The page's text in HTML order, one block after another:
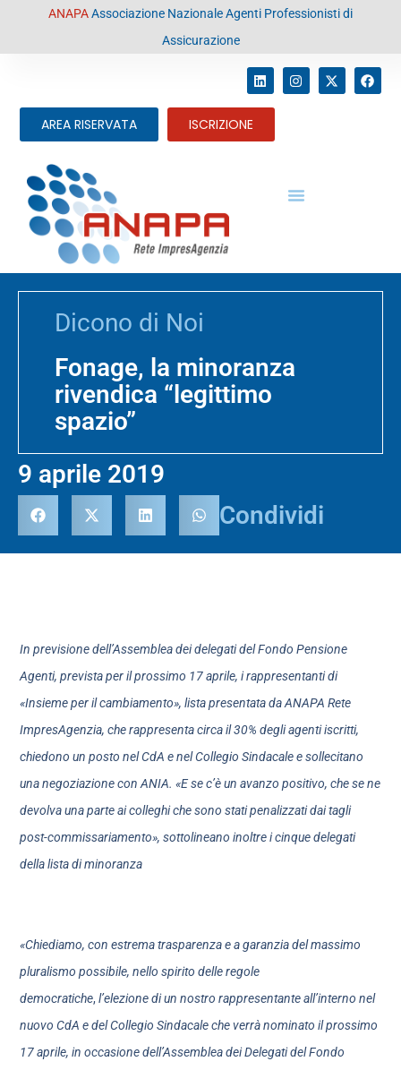
contenutoANAPAAssociazione Nazionale Agenti Professionisti di
Assicurazione
AREA RISERVATA ISCRIZIONE
Dicono di Noi
Fonage, la minoranza
rivendica “legittimo
spazio”
9 aprile 2019
Condividi
In previsione dell’Assemblea dei delegati del Fondo Pensione
Agenti, prevista per il prossimo 17 aprile, i rappresentanti di
«Insieme per il cambiamento», lista presentata da ANAPA Rete
ImpresAgenzia, che rappresenta circa il 30% degli agenti iscritti,
chiedono un posto nel CdA e nel Collegio Sindacale e sollecitano
una negoziazione con ANIA. «E se c’è un avanzo positivo, che se ne
devolva una parte ai colleghi che sono stati penalizzati dai tagli
post-commissariamento», sottolineano inoltre i cinque delegati
della lista di minoranza
«Chiediamo, con estrema trasparenza e a garanzia del massimo
pluralismo possibile, nello spirito delle regole
democratiche,l’elezione di un nostro rappresentante all’interno nel
nuovo CdA e del Collegio Sindacale che verrà nominato il prossimo
17 aprile, in occasione dell’Assemblea dei Delegati del Fondo